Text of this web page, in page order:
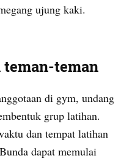
ujung kaki.
teman-teman
di gym, undang
grup latihan.
dan tempat latihan
dapat memulai